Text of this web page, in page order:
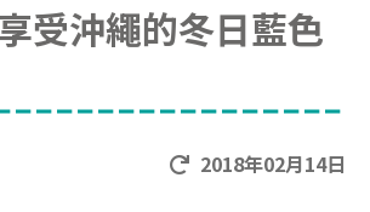
受沖繩的冬日藍色
2018年02月14日